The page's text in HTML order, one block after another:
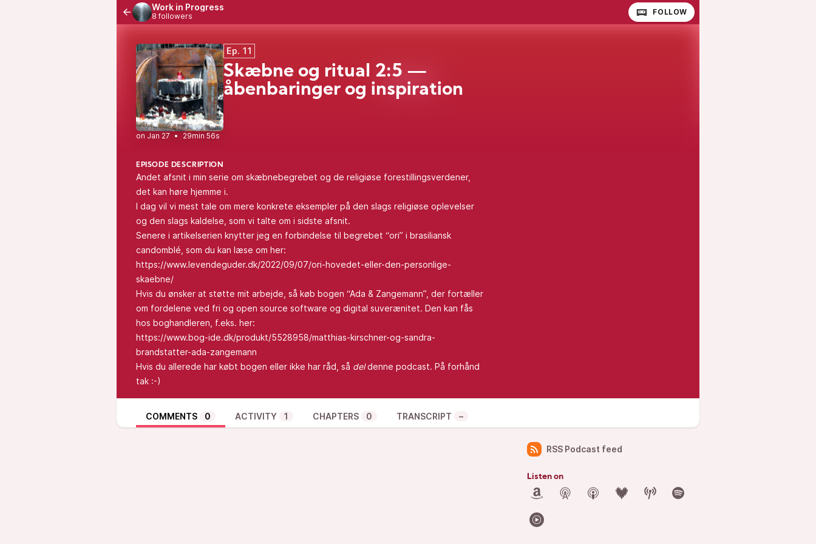
Work in Progress
8 followers FOLLOW
Ep. 11
Skæbne og ritual 2:5 —
åbenbaringer og inspiration
• 29min 56s
EPISODE DESCRIPTION
Andet afsnit i min serie om skæbnebegrebet og de religiøse forestillingsverdener,
det kan høre hjemme i.
I dag vil vi mest tale om mere konkrete eksempler på den slags religiøse oplevelser
og den slags kaldelse, som vi talte om i sidste afsnit.
Senere i artikelserien knytter jeg en forbindelse til begrebet “ori” i brasiliansk
candomblé, som du kan læse om her:
https://www.levendeguder.dk/2022/09/07/ori-hovedet-eller-den-personlige-
skaebne/
Hvis du ønsker at støtte mit arbejde, så køb bogen “Ada & Zangemann”, der fortæller
om fordelene ved fri og open source software og digital suverænitet. Den kan fås
hos boghandleren, f.eks. her:
https://www.bog-ide.dk/produkt/5528958/matthias-kirschner-og-sandra-
brandstatter-ada-zangemann
Hvis du allerede har købt bogen eller ikke har råd, så deldenne podcast. På forhånd
tak :-)
COMMENTS 0 ACTIVITY 1 CHAPTERS 0 TRANSCRIPT –
RSS Podcast feed
Listen on